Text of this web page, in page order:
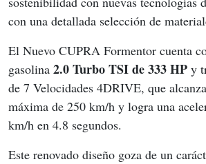
con una detallada selección de
El Nuevo CUPRA Formentor cuenta
gasolina 2.0 Turbo TSI de 333 HP y
de 7 Velocidades 4DRIVE, que
máxima de 250 km/h y logra una
km/h en 4.8 segundos.
Este renovado diseño goza de un